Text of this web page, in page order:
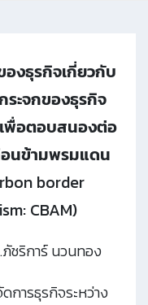
งธุรกิจเกี่ยวกับ
ระจกของธุรกิจ
พื่อตอบสนองต่อ
อนข้ามพรมแดน
border
CBAM)
ชริการ์ นวนทอง
การธุรกิจระหว่าง